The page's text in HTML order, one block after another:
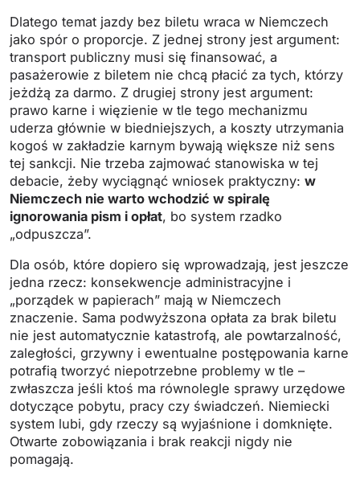
Dlatego temat jazdy bez biletu wraca w Niemczech
jako spór o proporcje. Z jednej strony jest argument:
transport publiczny musi się finansować, a
pasażerowie z biletem nie chcą płacić za tych, którzy
jeżdżą za darmo. Z drugiej strony jest argument:
prawo karne i więzienie w tle tego mechanizmu
uderza głównie w biedniejszych, a koszty utrzymania
kogoś w zakładzie karnym bywają większe niż sens
tej sankcji. Nie trzeba zajmować stanowiska w tej
debacie, żeby wyciągnąć wniosek praktyczny: w
Niemczech nie warto wchodzić w spiralę
ignorowania pism i opłat, bo system rzadko
„odpuszcza”.
Dla osób, które dopiero się wprowadzają, jest jeszcze
jedna rzecz: konsekwencje administracyjne i
„porządek w papierach” mają w Niemczech
znaczenie. Sama podwyższona opłata za brak biletu
nie jest automatycznie katastrofą, ale powtarzalność,
zaległości, grzywny i ewentualne postępowania karne
potrafią tworzyć niepotrzebne problemy w tle –
zwłaszcza jeśli ktoś ma równolegle sprawy urzędowe
dotyczące pobytu, pracy czy świadczeń. Niemiecki
system lubi, gdy rzeczy są wyjaśnione i domknięte.
Otwarte zobowiązania i brak reakcji nigdy nie
pomagają.